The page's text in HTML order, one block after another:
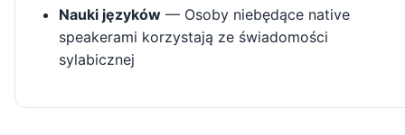
Nauki języków — Osoby niebędące native
speakerami korzystają ze świadomości
sylabicznej